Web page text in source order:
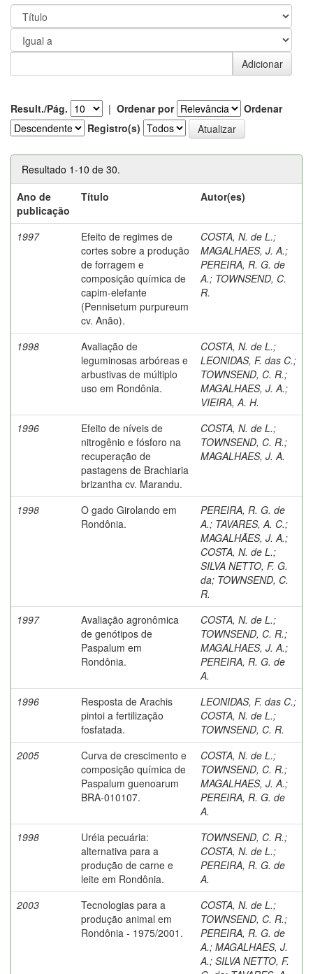
Result./Pág. | Ordenar por
Ordenar
Registro(s)
Resultado 1-10 de 30.
Ano de
publicação
Título Autor(es)
1997
Efeito de regimes de
cortes sobre a produção
de forragem e
composição química de
capim-elefante
(Pennisetum purpureum
cv. Anão).
COSTA, N. de L.;
MAGALHAES, J. A.;
PEREIRA, R. G. de
A.; TOWNSEND, C.
R.
1998
Avaliação de
leguminosas arbóreas e
arbustivas de múltiplo
uso em Rondônia.
COSTA, N. de L.;
LEONIDAS, F. das C.;
TOWNSEND, C. R.;
MAGALHAES, J. A.;
VIEIRA, A. H.
1996
Efeito de níveis de
nitrogênio e fósforo na
recuperação de
pastagens de Brachiaria
brizantha cv. Marandu.
COSTA, N. de L.;
TOWNSEND, C. R.;
MAGALHAES, J. A.
1998
O gado Girolando em
Rondônia.
PEREIRA, R. G. de
A.; TAVARES, A. C.;
MAGALHÃES, J. A.;
COSTA, N. de L.;
SILVA NETTO, F. G.
da; TOWNSEND, C.
R.
1997
Avaliação agronômica
de genótipos de
Paspalum em
Rondônia.
COSTA, N. de L.;
TOWNSEND, C. R.;
MAGALHAES, J. A.;
PEREIRA, R. G. de
A.
1996
Resposta de Arachis
pintoi a fertilização
fosfatada.
LEONIDAS, F. das C.;
COSTA, N. de L.;
TOWNSEND, C. R.
2005
Curva de crescimento e
composição química de
Paspalum guenoarum
BRA-010107.
COSTA, N. de L.;
TOWNSEND, C. R.;
MAGALHAES, J. A.;
PEREIRA, R. G. de
A.
1998
Uréia pecuária:
alternativa para a
produção de carne e
leite em Rondônia.
TOWNSEND, C. R.;
COSTA, N. de L.;
PEREIRA, R. G. de
A.
2003
Tecnologias para a
produção animal em
Rondônia - 1975/2001.
COSTA, N. de L.;
TOWNSEND, C. R.;
PEREIRA, R. G. de
A.; MAGALHAES, J.
A.; SILVA NETTO, F.